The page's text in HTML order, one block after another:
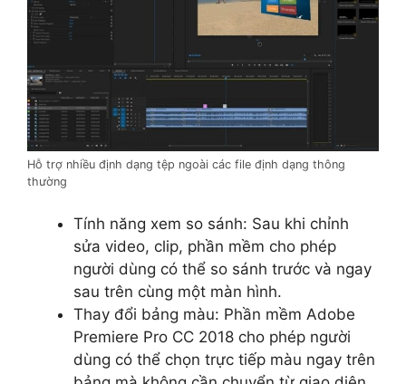
Hỗ trợ nhiều định dạng tệp ngoài các file định dạng thông
thường
Tính năng xem so sánh: Sau khi chỉnh
sửa video, clip, phần mềm cho phép
người dùng có thể so sánh trước và ngay
sau trên cùng một màn hình.
Thay đổi bảng màu: Phần mềm Adobe
Premiere Pro CC 2018 cho phép người
dùng có thể chọn trực tiếp màu ngay trên